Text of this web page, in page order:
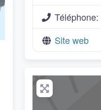
Téléphone:
Site web